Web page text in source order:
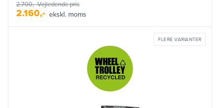
2.700,-Vejledende pris
2.160,- ekskl. moms
FLERE VARIANTER